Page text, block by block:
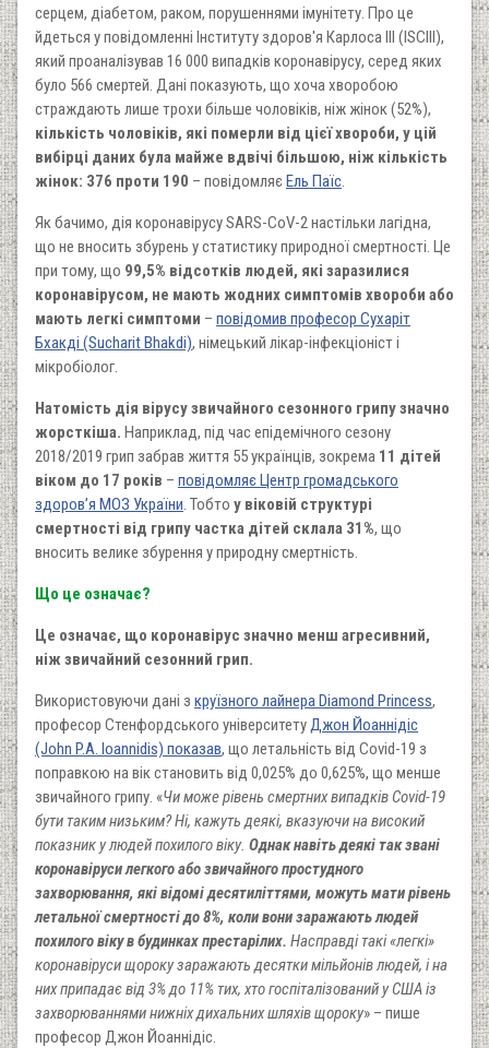
серцем, діабетом, раком, порушеннями імунітету. Про це
йдеться у повідомленні Інституту здоров'я Карлоса III (ISCIII),
який проаналізував 16 000 випадків коронавірусу, серед яких
було 566 смертей. Дані показують, що хоча хворобою
страждають лише трохи більше чоловіків, ніж жінок (52%),
кількість чоловіків, які померли від цієї хвороби, у цій
вибірці даних була майже вдвічі більшою, ніж кількість
жінок: 376 проти 190 – повідомляєЕль Паїс.
Як бачимо, дія коронавірусу SARS-CoV-2 настільки лагідна,
що не вносить збурень у статистику природної смертності. Це
при тому, що 99,5% відсотків людей, які заразилися
коронавірусом, не мають жодних симптомів хвороби або
мають легкі симптоми – повідомив професор Сухаріт
Бхакді (Sucharit Bhakdi), німецький лікар-інфекціоніст і
мікробіолог.
Натомість дія вірусу звичайного сезонного грипу значно
жорсткіша. Наприклад, під час епідемічного сезону
2018/2019 грип забрав життя 55 українців, зокрема 11 дітей
віком до 17 років – повідомляє Центр громадського
здоров’я МОЗ України. Тобто у віковій структурі
смертності від грипу частка дітей склала 31%, що
вносить велике збурення у природну смертність.
Що це означає?
Це означає, що коронавірус значно менш агресивний,
ніж звичайний сезонний грип.
Використовуючи дані з круїзного лайнера Diamond Princess,
професор Стенфордського університетуДжон Йоаннідіс
(John P.A. Ioannidis) показав, що летальність від Covid-19 з
поправкою на вік становить від 0,025% до 0,625%, що менше
звичайного грипу. «Чи може рівень смертних випадків Covid-19
бути таким низьким? Ні, кажуть деякі, вказуючи на високий
показник у людей похилого віку. Однак навіть деякі так звані
коронавіруси легкого або звичайного простудного
захворювання, які відомі десятиліттями, можуть мати рівень
летальної смертності до 8%, коли вони заражають людей
похилого віку в будинках престарілих. Насправді такі «легкі»
коронавіруси щороку заражають десятки мільйонів людей, і на
них припадає від 3% до 11% тих, хто госпіталізований у США із
захворюваннями нижніх дихальних шляхів щороку» – пише
професор Джон Йоаннідіс.